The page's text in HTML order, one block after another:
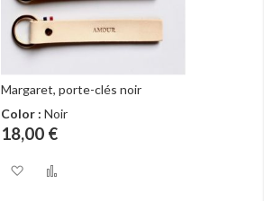
Margaret, porte-clés noir
Color :Noir
18,00 €
Ajouter